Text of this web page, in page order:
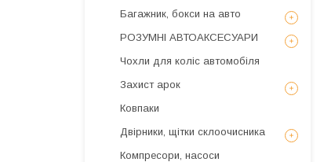
Багажник, бокси на авто
РОЗУМНІ АВТОАКСЕСУАРИ
Чохли для коліс автомобіля
Захист арок
Ковпаки
Двірники, щітки склоочисника
Компресори, насоси